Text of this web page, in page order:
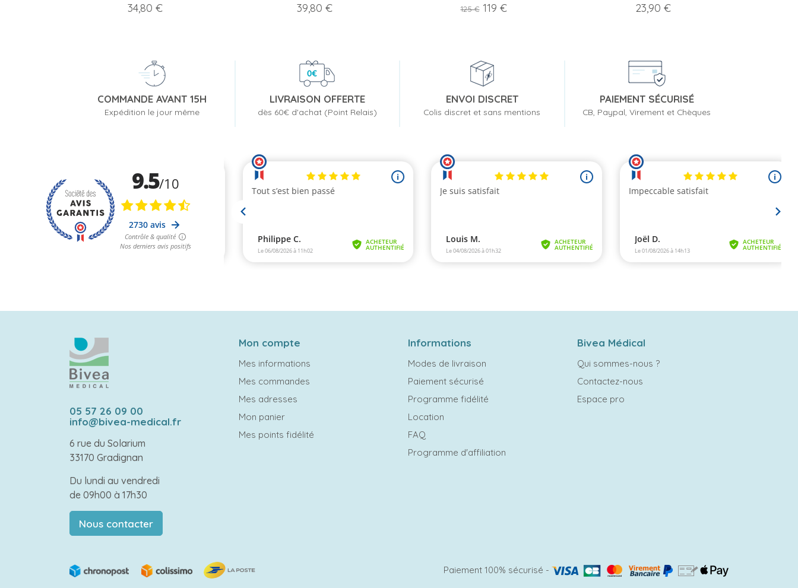
Prix
34,80 €
Prix
39,80 €
Prix
125 € Prix
119 €
Prix
23,90 €
COMMANDE AVANT 15H
Expédition le jour même
LIVRAISON OFFERTE
dès 60€ d'achat (Point Relais)
ENVOI DISCRET
Colis discret et sans mentions
PAIEMENT SÉCURISÉ
CB, Paypal, Virement et Chèques
05 57 26 09 00
info@bivea-medical.fr
6 rue du Solarium
33170 Gradignan
Du lundi au vendredi
de 09h00 à 17h30
Nous contacter
Mon compte
Mes informations
Mes commandes
Mes adresses
Mon panier
Mes points fidélité
Informations
Modes de livraison
Paiement sécurisé
Programme fidélité
Location
FAQ
Programme d'affiliation
Bivea Médical
Qui sommes-nous ?
Contactez-nous
Espace pro
Paiement 100% sécurisé -